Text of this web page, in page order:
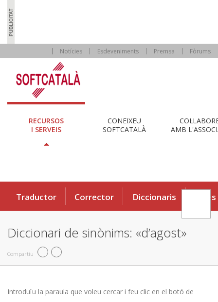
Notícies Esdeveniments Premsa Fòrums
RECURSOS
I SERVEIS
CONEIXEU
SOFTCATALÀ
AMB
Traductor Corrector Diccionaris Eines
Diccionari de sinònims: «d’agost»
Compartiu
Introduïu la paraula que voleu cercar i feu clic en el botó de